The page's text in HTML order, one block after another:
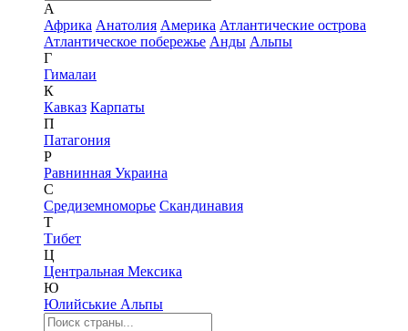
А
Африка Анатолия Америка Атлантические острова
Атлантическое побережье Анды Альпы
Г
Гималаи
К
Кавказ Карпаты
П
Патагония
Р
Равнинная Украина
С
Средиземноморье Скандинавия
Т
Тибет
Ц
Центральная Мексика
Ю
Юлийськие Альпы